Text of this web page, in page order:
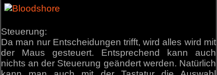
Steuerung:
Da man nur Entscheidungen trifft, wird alles wird mit
der Maus gesteuert. Entsprechend kann auch
nichts an der Steuerung geändert werden. Natürlich